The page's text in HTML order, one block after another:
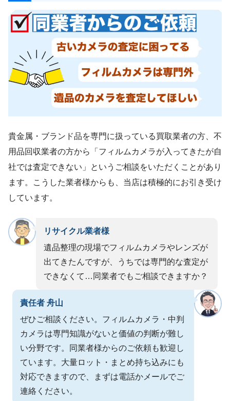
貴金属・ブランド品を専門に扱っている買取業者の方、不
用品回収業者の方から「フィルムカメラが入ってきたが自
社では査定できない」というご相談をいただくことがあり
ます。こうした業者様からも、当店は積極的にお引き受け
しています。
リサイクル業者様
遺品整理の現場でフィルムカメラやレンズが
出てきたんですが、うちでは専門的な査定が
できなくて…同業者でもご相談できますか？
責任者 舟山
ぜひご相談ください。フィルムカメラ・中判
カメラは専門知識がないと価値の判断が難し
い分野です。同業者様からのご依頼も歓迎し
ています。大量ロット・まとめ持ち込みにも
対応できますので、まずは電話かメールでご
連絡ください。